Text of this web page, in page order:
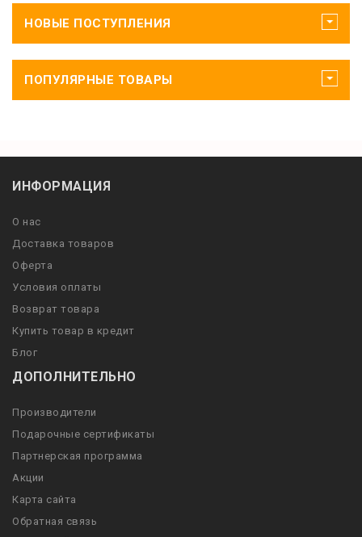
НОВЫЕ ПОСТУПЛЕНИЯ
ПОПУЛЯРНЫЕ ТОВАРЫ
ИНФОРМАЦИЯ
О нас
Доставка товаров
Оферта
Условия оплаты
Возврат товара
Купить товар в кредит
Блог
ДОПОЛНИТЕЛЬНО
Производители
Подарочные сертификаты
Партнерская программа
Акции
Карта сайта
Обратная связь